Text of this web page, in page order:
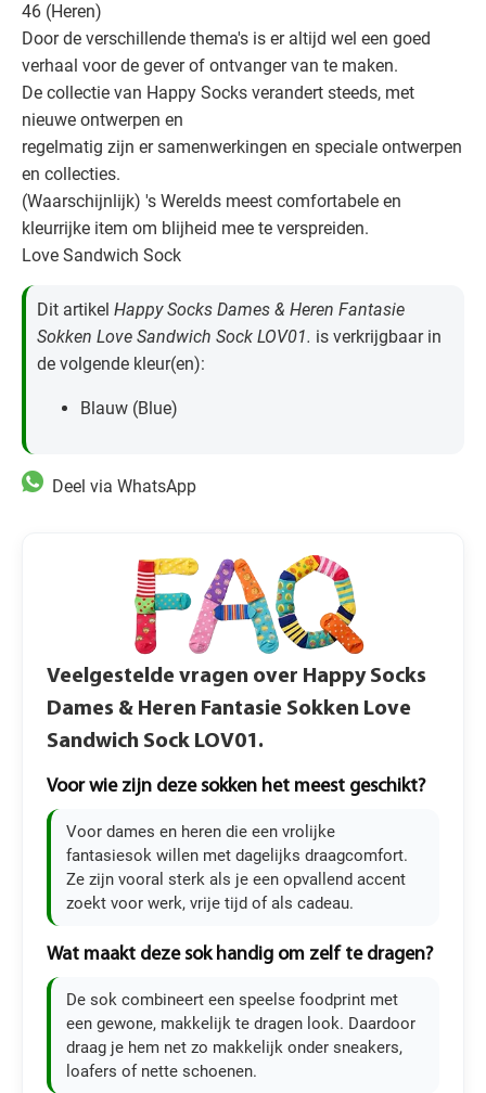
46 (Heren)
Door de verschillende thema's is er altijd wel een goed
verhaal voor de gever of ontvanger van te maken.
De collectie van Happy Socks verandert steeds, met
nieuwe ontwerpen en
regelmatig zijn er samenwerkingen en speciale ontwerpen
en collecties.
(Waarschijnlijk) 's Werelds meest comfortabele en
kleurrijke item om blijheid mee te verspreiden.
Love Sandwich Sock
Dit artikel Happy Socks Dames & Heren Fantasie
Sokken Love Sandwich Sock LOV01. is verkrijgbaar in
de volgende kleur(en):
Blauw (Blue)
Deel via WhatsApp
Veelgestelde vragen over Happy Socks
Dames & Heren Fantasie Sokken Love
Sandwich Sock LOV01.
Voor wie zijn deze sokken het meest geschikt?
Voor dames en heren die een vrolijke
fantasiesok willen met dagelijks draagcomfort.
Ze zijn vooral sterk als je een opvallend accent
zoekt voor werk, vrije tijd of als cadeau.
Wat maakt deze sok handig om zelf te dragen?
De sok combineert een speelse foodprint met
een gewone, makkelijk te dragen look. Daardoor
draag je hem net zo makkelijk onder sneakers,
loafers of nette schoenen.